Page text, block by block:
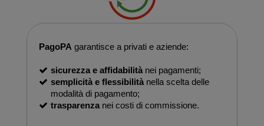
PagoPA garantisce a privati e aziende:
sicurezza e affidabilità nei pagamenti;
semplicità e flessibilità nella scelta delle
modalità di pagamento;
trasparenzanei costi di commissione.